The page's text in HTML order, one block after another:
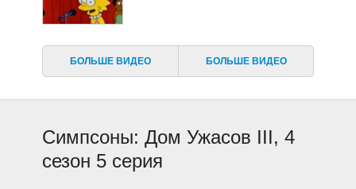
407 – Мардж идет на работу
БОЛЬШЕ ВИДЕО БОЛЬШЕ ВИДЕО
Симпсоны: Дом Ужасов III, 4
сезон 5 серия